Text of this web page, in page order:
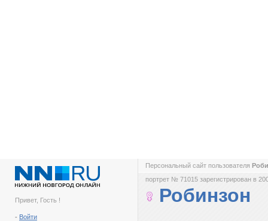
Привет, Гость !
- Войти
Персональный сайт пользователя
портрет № 71015 зарегистрирован в
Робинзон